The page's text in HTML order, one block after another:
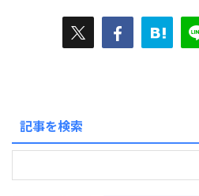
記事を検索